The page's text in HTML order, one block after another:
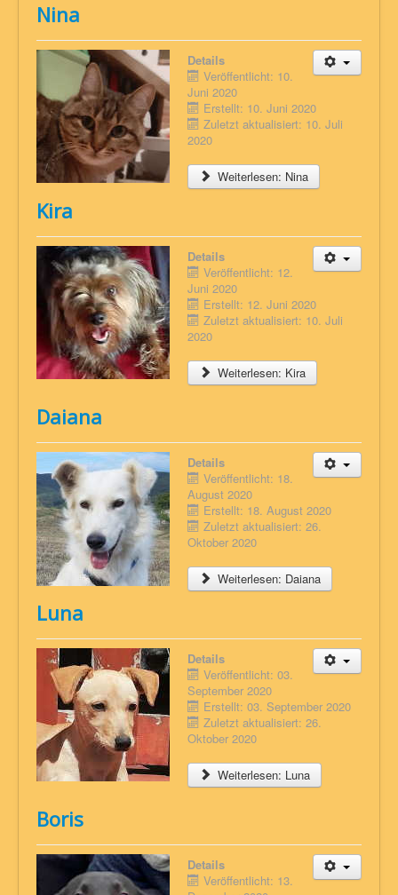
Nina
Details
Veröffentlicht: 10.
Juni 2020
Erstellt: 10. Juni 2020
Zuletzt aktualisiert: 10. Juli
2020
Weiterlesen: Nina
Kira
Details
Veröffentlicht: 12.
Juni 2020
Erstellt: 12. Juni 2020
Zuletzt aktualisiert: 10. Juli
2020
Weiterlesen: Kira
Daiana
Details
Veröffentlicht: 18.
August 2020
Erstellt: 18. August 2020
Zuletzt aktualisiert: 26.
Oktober 2020
Weiterlesen: Daiana
Luna
Details
Veröffentlicht: 03.
September 2020
Erstellt: 03. September 2020
Zuletzt aktualisiert: 26.
Oktober 2020
Weiterlesen: Luna
Boris
Details
Veröffentlicht: 13.